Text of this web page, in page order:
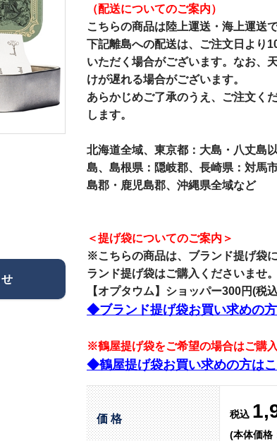
（配送についてのご案内）
こちらの商品は陸上運送・海上運送
下記離島への配送は、ご注文日より
いただく場合がございます。なお、
けが遅れる場合がございます。
あらかじめご了承のうえ、ご注文く
します。
北海道全域、東京都：大島・八丈島
島、島根県：隠岐郡、長崎県：対馬
島郡・鹿児島郡、沖縄県全域など
＜提げ袋についてのご案内＞
※こちらの商品は、 ブランド提げ袋
ランド提げ袋はご購入くださいませ。
【オプタウム】ショッパー300円(税
◆ブランド提げ袋お買い求めの
※鶴屋提げ袋をご希望の場合はご購入
◆鶴屋提げ袋お買い求めの方は
価 格 税込
(本体価格